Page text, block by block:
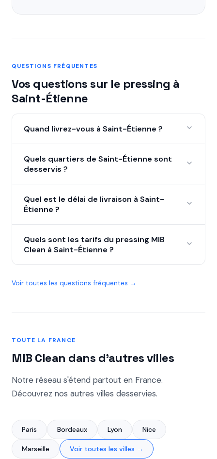
QUESTIONS FRÉQUENTES
Vos questions sur le pressing à
Saint-Étienne
Quand livrez-vous à Saint-Étienne ?
Étienne. En laissant vos coordonnées via notre
formulaire, vous serez parmi les premiers informés
du lancement — et nous tenterons d'organiser
une collecte dès que possible.
Quels quartiers de Saint-Étienne sont
desservis ?
Saint-Étienne et ses environs, notamment :
Hyper-centre, Badouillère, Villeboeuf, Terrenoire,
Firminy, La Ricamarie. Renseignez votre adresse
dans le formulaire pour confirmer la disponibilité
dans votre secteur.
Quel est le délai de livraison à Saint-
Étienne ?
cible est de 48h. En phase de test, nous visons 2
à 5 jours ouvrés selon les disponibilités du
prestataire local.
Quels sont les tarifs du pressing MIB
Clean à Saint-Étienne ?
repassage 8,50 €/kg, blanchisserie 9,90 €/kg,
Voir toutes les questions fréquentes →
TOUTE LA FRANCE
MIB Clean dans d'autres villes
Notre réseau s'étend partout en France.
Découvrez nos autres villes desservies.
Paris Bordeaux Lyon Nice
Marseille Voir toutes les villes →